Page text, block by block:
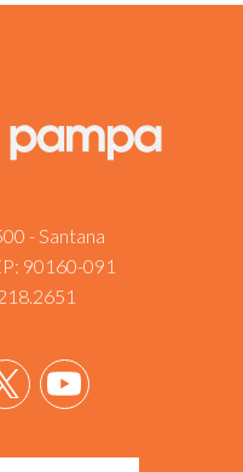
- Santana
90160-091